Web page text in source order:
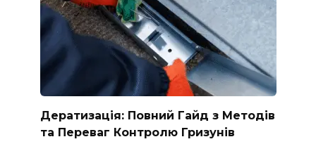
Дератизація: Повний Гайд з Методів
та Переваг Контролю Гризунів